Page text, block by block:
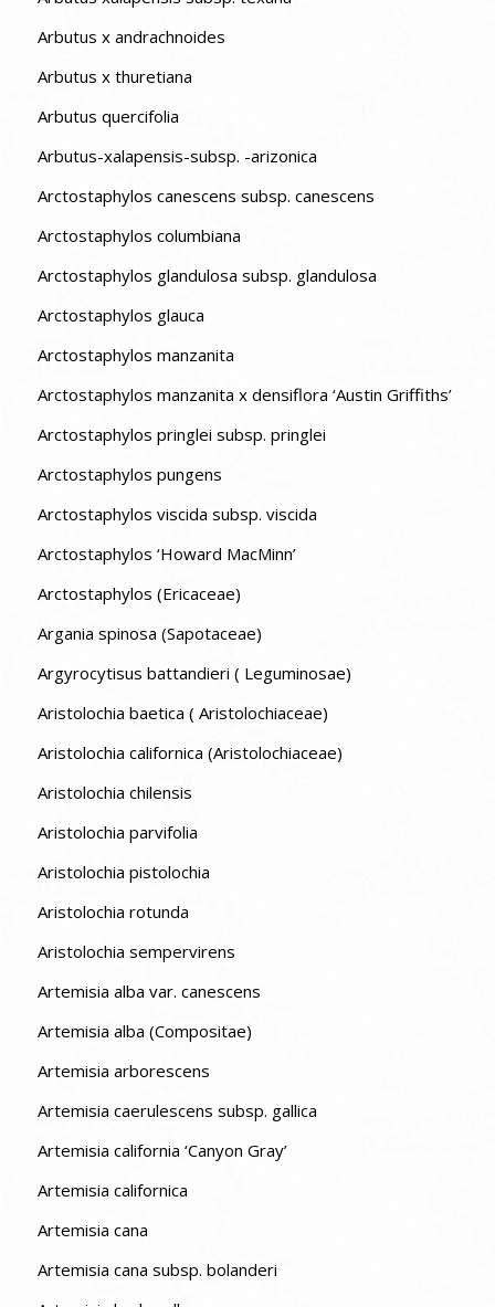
Arbutus x andrachnoides
Arbutus x thuretiana
Arbutus quercifolia
Arbutus-xalapensis-subsp. -arizonica
Arctostaphylos canescens subsp. canescens
Arctostaphylos columbiana
Arctostaphylos glandulosa subsp. glandulosa
Arctostaphylos glauca
Arctostaphylos manzanita
Arctostaphylos manzanita x densiflora ‘Austin Griffiths’
Arctostaphylos pringlei subsp. pringlei
Arctostaphylos pungens
Arctostaphylos viscida subsp. viscida
Arctostaphylos ‘Howard MacMinn’
Arctostaphylos (Ericaceae)
Argania spinosa (Sapotaceae)
Argyrocytisus battandieri ( Leguminosae)
Aristolochia baetica ( Aristolochiaceae)
Aristolochia californica (Aristolochiaceae)
Aristolochia chilensis
Aristolochia parvifolia
Aristolochia pistolochia
Aristolochia rotunda
Aristolochia sempervirens
Artemisia alba var. canescens
Artemisia alba (Compositae)
Artemisia arborescens
Artemisia caerulescens subsp. gallica
Artemisia california ‘Canyon Gray’
Artemisia californica
Artemisia cana
Artemisia cana subsp. bolanderi